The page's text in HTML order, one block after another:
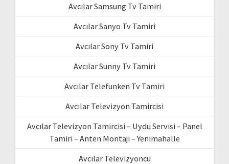
Avcılar Samsung Tv Tamiri
Avcılar Sanyo Tv Tamiri
Avcılar Sony Tv Tamiri
Avcılar Sunny Tv Tamiri
Avcılar Telefunken Tv Tamiri
Avcılar Televizyon Tamircisi
Avcılar Televizyon Tamircisi – Uydu Servisi – Panel
Tamiri – Anten Montajı – Yenimahalle
Avcılar Televizyoncu